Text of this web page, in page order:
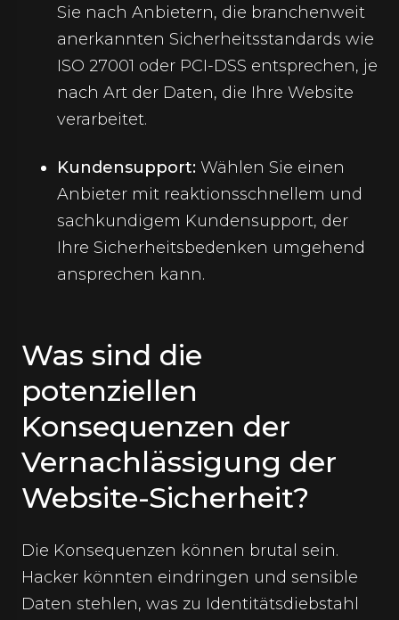
Sie nach Anbietern, die branchenweit
anerkannten Sicherheitsstandards wie
ISO 27001 oder PCI-DSS entsprechen, je
nach Art der Daten, die Ihre Website
verarbeitet.
Kundensupport: Wählen Sie einen
Anbieter mit reaktionsschnellem und
sachkundigem Kundensupport, der
Ihre Sicherheitsbedenken umgehend
ansprechen kann.
Was sind die
potenziellen
Konsequenzen der
Vernachlässigung der
Website-Sicherheit?
Die Konsequenzen können brutal sein.
Hacker könnten eindringen und sensible
Daten stehlen, was zu Identitätsdiebstahl